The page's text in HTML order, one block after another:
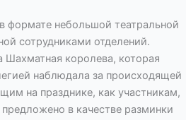
формате небольшой театральной
сотрудниками отделений.
Шахматная королева, которая
наблюдала за происходящей
на празднике, как участникам,
в качестве разминки